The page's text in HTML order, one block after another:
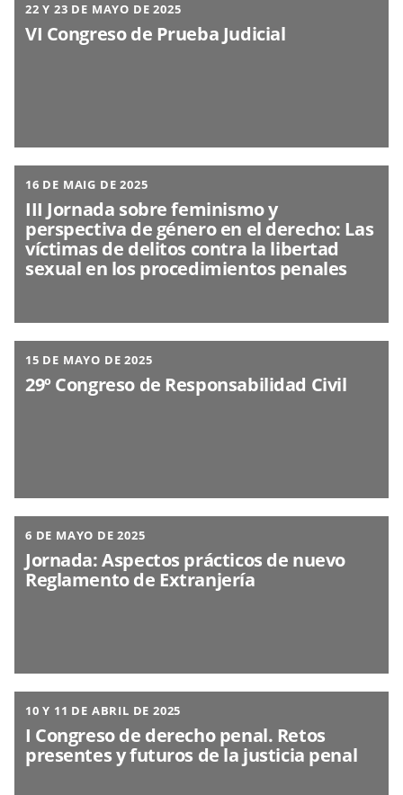
22 Y 23 DE MAYO DE 2025
VI Congreso de Prueba Judicial
16 DE MAIG DE 2025
III Jornada sobre feminismo y
perspectiva de género en el derecho: Las
víctimas de delitos contra la libertad
sexual en los procedimientos penales
15 DE MAYO DE 2025
29º Congreso de Responsabilidad Civil
6 DE MAYO DE 2025
Jornada: Aspectos prácticos de nuevo
Reglamento de Extranjería
10 Y 11 DE ABRIL DE 2025
I Congreso de derecho penal. Retos
presentes y futuros de la justicia penal